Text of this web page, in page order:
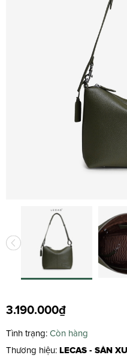
3.190.000₫
Tình trạng: Còn hàng
Thương hiệu: LECAS - SẢN